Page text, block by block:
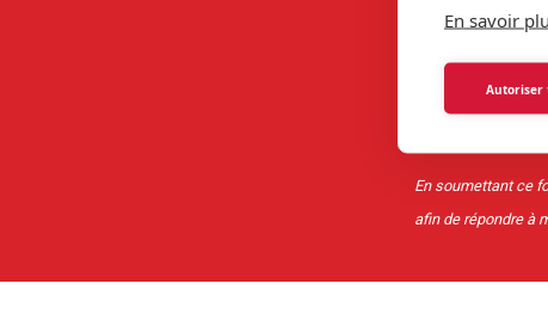
En savoir
Autoriser
En soumettant ce
afin de répondre à